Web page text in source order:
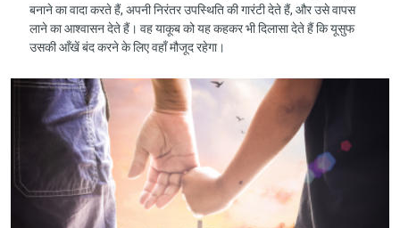
बनाने का वादा करते हैं, अपनी निरंतर उपस्थिति की गारंटी देते हैं, और उसे वापस
लाने का आश्वासन देते हैं। वह याकूब को यह कहकर भी दिलासा देते हैं कि यूसुफ
उसकी आँखें बंद करने के लिए वहाँ मौजूद रहेगा।